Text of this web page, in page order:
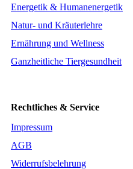
Energetik & Humanenergetik
Natur- und Kräuterlehre
Ernährung und Wellness
Ganzheitliche Tiergesundheit
Rechtliches & Service
Impressum
AGB
Widerrufsbelehrung